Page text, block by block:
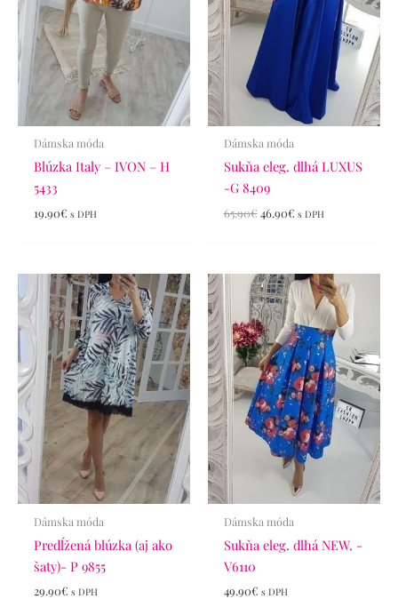
Dámska móda
Blúzka Italy – IVON – H
5433
19.90€ s DPH
Dámska móda
Sukňa eleg. dlhá LUXUS
-G 8409
65.90€ 46.90€ s DPH
Dámska móda
Predĺžená blúzka (aj ako
šaty)- P 9855
29.90€ s DPH
Dámska móda
Sukňa eleg. dlhá NEW. -
V6110
49.90€ s DPH